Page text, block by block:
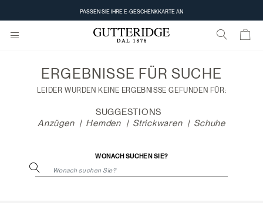
PASSEN SIE IHRE E-GESCHENKKARTE AN
Suchergebnisse
ERGEBNISSE FÜR SUCHE
LEIDER WURDEN KEINE ERGEBNISSE GEFUNDEN FÜR:
SUGGESTIONS
Anzügen
Hemden Strickwaren Schuhe
WONACH SUCHEN SIE?